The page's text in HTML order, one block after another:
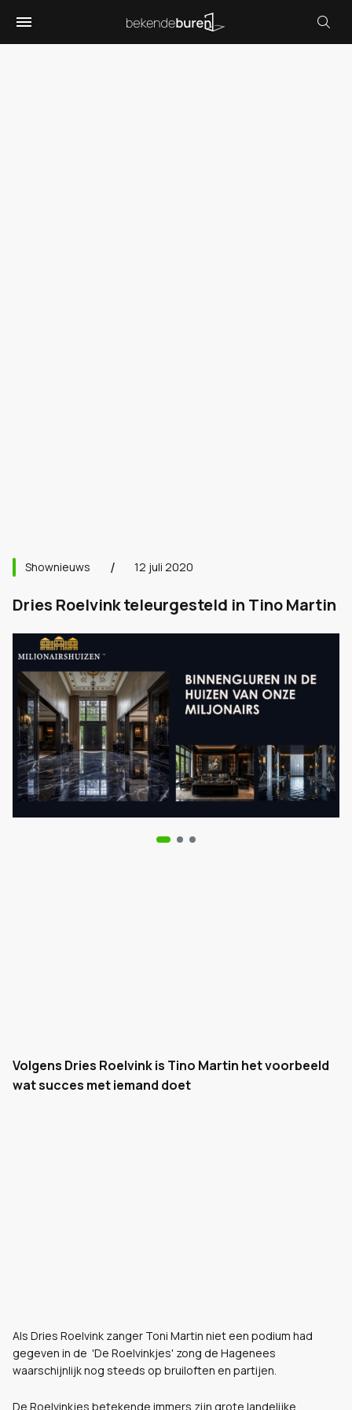
Shownieuws 12 juli 2020
Dries Roelvink teleurgesteld in Tino Martin
Volgens Dries Roelvink is Tino Martin het voorbeeld
wat succes met iemand doet
Als Dries Roelvink zanger Toni Martin niet een podium had
gegeven in de 'De Roelvinkjes' zong de Hagenees
waarschijnlijk nog steeds op bruiloften en partijen.
De Roelvinkjes betekende immers zijn grote landelijke